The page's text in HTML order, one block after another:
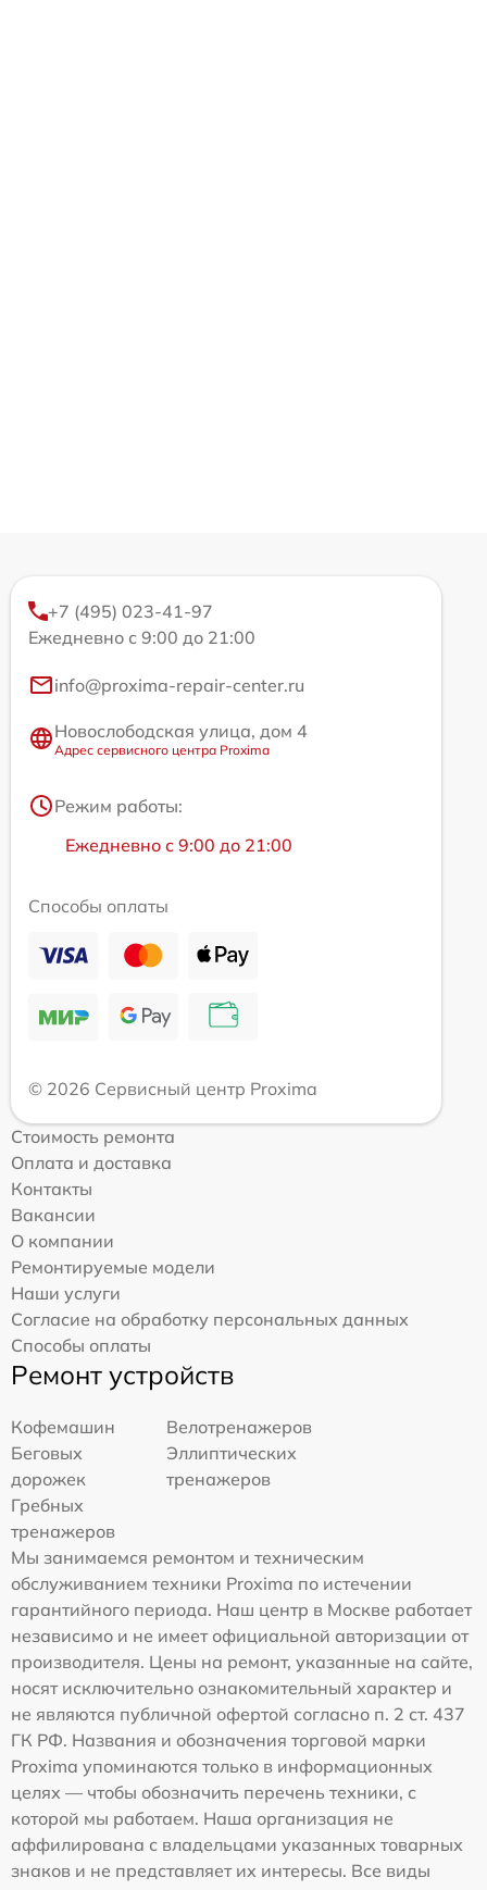
+7 (495) 023-41-97
Ежедневно с 9:00 до 21:00
info@proxima-repair-center.ru
Новослободская улица, дом 4
Адрес сервисного центра Proxima
Режим работы:
Ежедневно с 9:00 до 21:00
Способы оплаты
© 2026 Сервисный центр Proxima
Стоимость ремонта
Оплата и доставка
Контакты
Вакансии
О компании
Ремонтируемые модели
Наши услуги
Согласие на обработку персональных данных
Способы оплаты
Ремонт устройств
Кофемашин
Велотренажеров
Беговых
дорожек
Эллиптических
тренажеров
Гребных
тренажеров
Мы занимаемся ремонтом и техническим
обслуживанием техники Proxima по истечении
гарантийного периода. Наш центр в Москве работает
независимо и не имеет официальной авторизации от
производителя. Цены на ремонт, указанные на сайте,
носят исключительно ознакомительный характер и
не являются публичной офертой согласно п. 2 ст. 437
ГК РФ. Названия и обозначения торговой марки
Proxima упоминаются только в информационных
целях — чтобы обозначить перечень техники, с
которой мы работаем. Наша организация не
аффилирована с владельцами указанных товарных
знаков и не представляет их интересы. Все виды